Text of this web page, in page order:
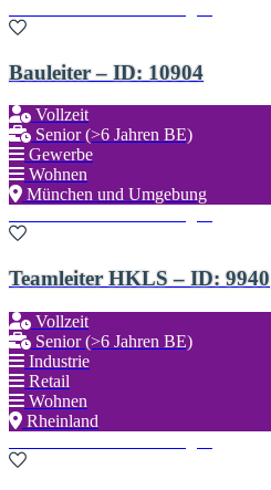
Bauleiter – ID: 10904
Vollzeit
Senior (>6 Jahren BE)
Gewerbe
Wohnen
München und Umgebung
Teamleiter HKLS – ID: 9940
Vollzeit
Senior (>6 Jahren BE)
Industrie
Retail
Wohnen
Rheinland